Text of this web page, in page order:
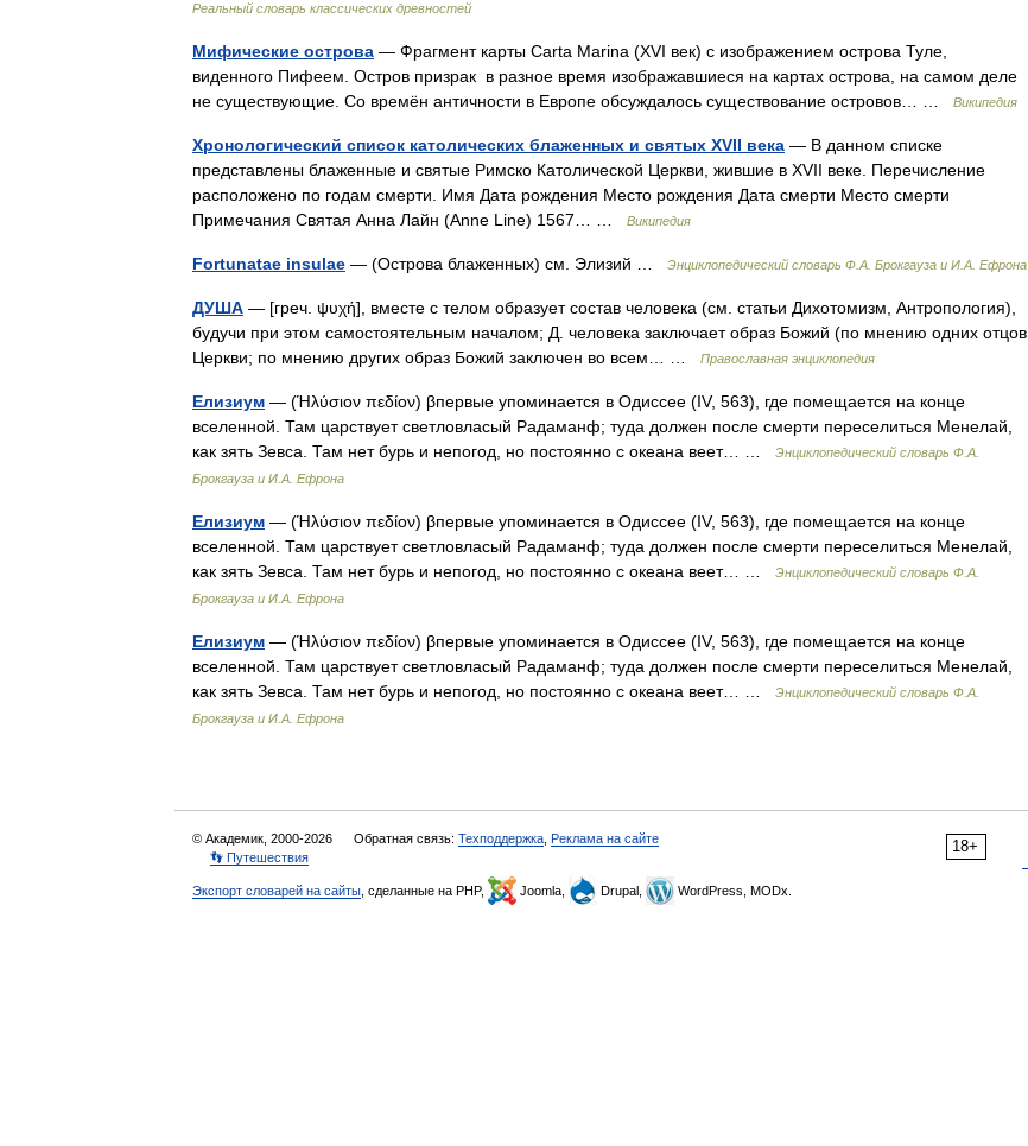
Реальный словарь классических древностей
Мифические острова — Фрагмент карты Carta Marina (XVI век) с изображением острова Туле,
виденного Пифеем. Остров призрак в разное время изображавшиеся на картах острова, на самом деле
не существующие. Со времён античности в Европе обсуждалось существование островов… …
Википедия
Хронологический список католических блаженных и святых XVII века — В данном списке
представлены блаженные и святые Римско Католической Церкви, жившие в XVII веке. Перечисление
расположено по годам смерти. Имя Дата рождения Место рождения Дата смерти Место смерти
Примечания Святая Анна Лайн (Anne Line) 1567… …
Википедия
Fortunatae insulae — (Острова блаженных) см. Элизий … Энциклопедический словарь Ф.А. Брокгауза и И.А. Ефрона
ДУША — [греч. ψυχή], вместе с телом образует состав человека (см. статьи Дихотомизм, Антропология),
будучи при этом самостоятельным началом; Д. человека заключает образ Божий (по мнению одних отцов
Церкви; по мнению других образ Божий заключен во всем… …
Православная энциклопедия
Елизиум — (Ήλύσιον πεδίον) βпервые упоминается в Одиссее (IV, 563), где помещается на конце
вселенной. Там царствует светловласый Радаманф; туда должен после смерти переселиться Менелай,
как зять Зевса. Там нет бурь и непогод, но постоянно с океана веет… …
Энциклопедический словарь Ф.А.
Брокгауза и И.А. Ефрона
Елизиум — (Ήλύσιον πεδίον) βпервые упоминается в Одиссее (IV, 563), где помещается на конце
вселенной. Там царствует светловласый Радаманф; туда должен после смерти переселиться Менелай,
как зять Зевса. Там нет бурь и непогод, но постоянно с океана веет… …
Энциклопедический словарь Ф.А.
Брокгауза и И.А. Ефрона
Елизиум — (Ήλύσιον πεδίον) βпервые упоминается в Одиссее (IV, 563), где помещается на конце
вселенной. Там царствует светловласый Радаманф; туда должен после смерти переселиться Менелай,
как зять Зевса. Там нет бурь и непогод, но постоянно с океана веет… …
Энциклопедический словарь Ф.А.
Брокгауза и И.А. Ефрона
18+
© Академик, 2000-2026 Обратная связь: Техподдержка Реклама на сайте
👣 Путешествия
Экспорт словарей на сайты , сделанные на PHP, Joomla, Drupal, WordPress, MODx.